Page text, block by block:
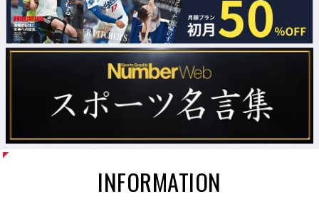
INFORMATION